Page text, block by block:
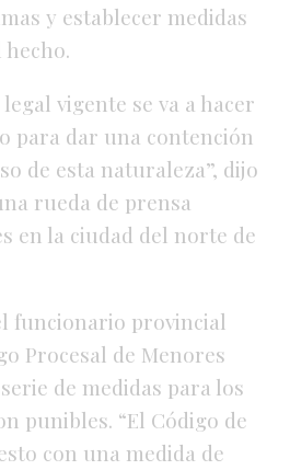
y establecer medidas
vigente se va a hacer
para dar una contención
de esta naturaleza”, dijo
rueda de prensa
en la ciudad del norte de
funcionario provincial
Procesal de Menores
de medidas para los
punibles. “El Código de
con una medida de